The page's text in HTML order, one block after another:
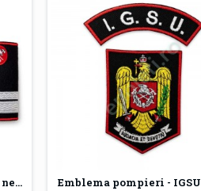
Epoleti Pompieri - paspoal negru Emblema pompieri - IGSU